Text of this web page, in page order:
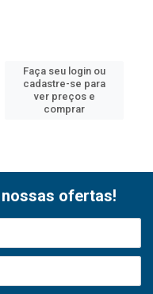
Faça seu login ou
cadastre-se para
ver preços e
comprar
ofertas!